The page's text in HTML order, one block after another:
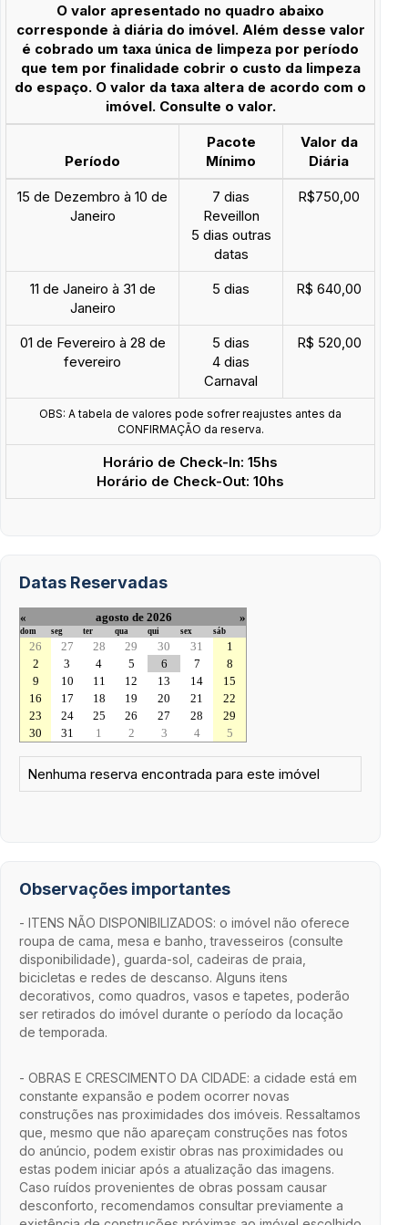
O valor apresentado no quadro abaixo
corresponde à diária do imóvel. Além desse valor
é cobrado um taxa única de limpeza por período
que tem por finalidade cobrir o custo da limpeza
do espaço. O valor da taxa altera de acordo com o
imóvel. Consulte o valor.
Período
Pacote
Mínimo
Valor da
Diária
15 de Dezembro à 10 de
Janeiro
7 dias
Reveillon
5 dias outras
datas
R$750,00
11 de Janeiro à 31 de
Janeiro
5 dias R$ 640,00
01 de Fevereiro à 28 de
fevereiro
5 dias
4 dias
Carnaval
R$ 520,00
OBS: A tabela de valores pode sofrer reajustes antes da
CONFIRMAÇÃO da reserva.
Horário de Check-In: 15hs
Horário de Check-Out: 10hs
Datas Reservadas
« agosto de 2026 »
dom seg ter qua qui sex sáb
26 27 28 29 30 31
1
2
3 4 5 6 7
8
9
10 11 12 13 14
15
16
17 18 19 20 21
22
23
24 25 26 27 28
29
30
31 1 2 3 4 5
Nenhuma reserva encontrada para este imóvel
Observações importantes
- ITENS NÃO DISPONIBILIZADOS: o imóvel não oferece
roupa de cama, mesa e banho, travesseiros (consulte
disponibilidade), guarda-sol, cadeiras de praia,
bicicletas e redes de descanso. Alguns itens
decorativos, como quadros, vasos e tapetes, poderão
ser retirados do imóvel durante o período da locação
de temporada.
- OBRAS E CRESCIMENTO DA CIDADE: a cidade está em
constante expansão e podem ocorrer novas
construções nas proximidades dos imóveis. Ressaltamos
que, mesmo que não apareçam construções nas fotos
do anúncio, podem existir obras nas proximidades ou
estas podem iniciar após a atualização das imagens.
Caso ruídos provenientes de obras possam causar
desconforto, recomendamos consultar previamente a